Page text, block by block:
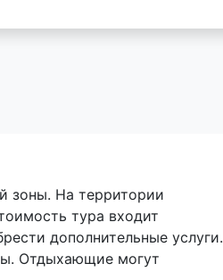
зоны. На территории
тура входит
дополнительные услуги.
Отдыхающие могут